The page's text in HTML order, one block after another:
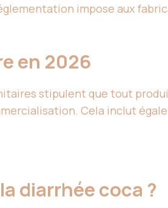
impose aux
en 2026
stipulent que tout
Cela inclut
diarrhée coca ?